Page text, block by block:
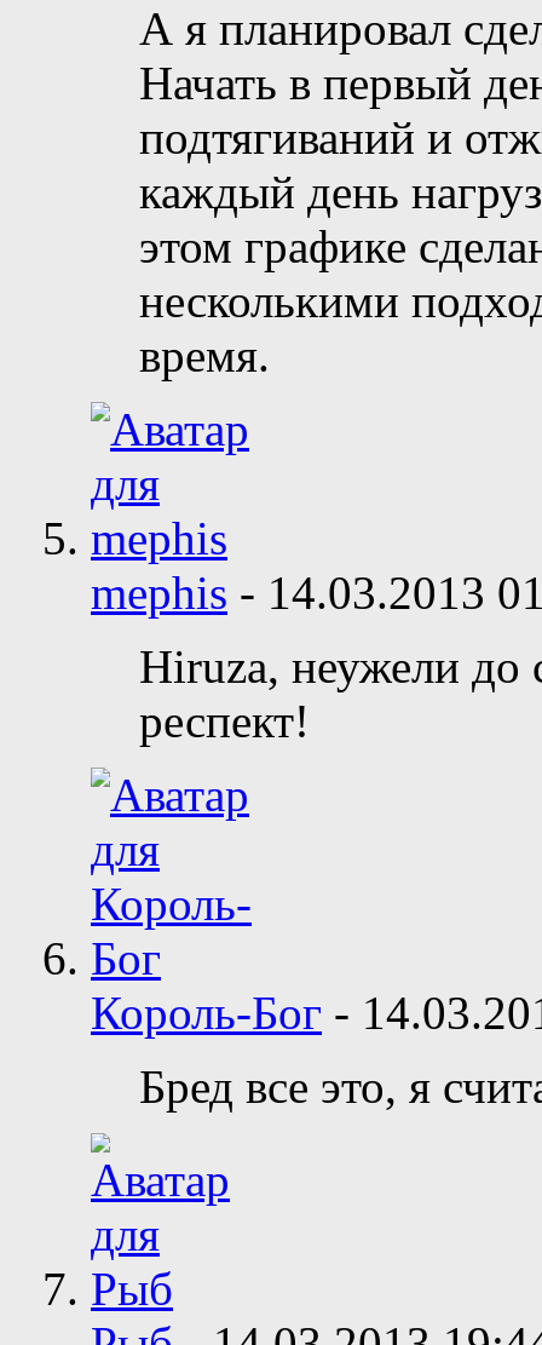
А я планировал
Начать в первый
подтягиваний и
каждый день
этом графике
несколькими
время.
mephis - 14.03.2013
Hiruza, неужели до
респект!
Король-Бог -
Бред все это, я